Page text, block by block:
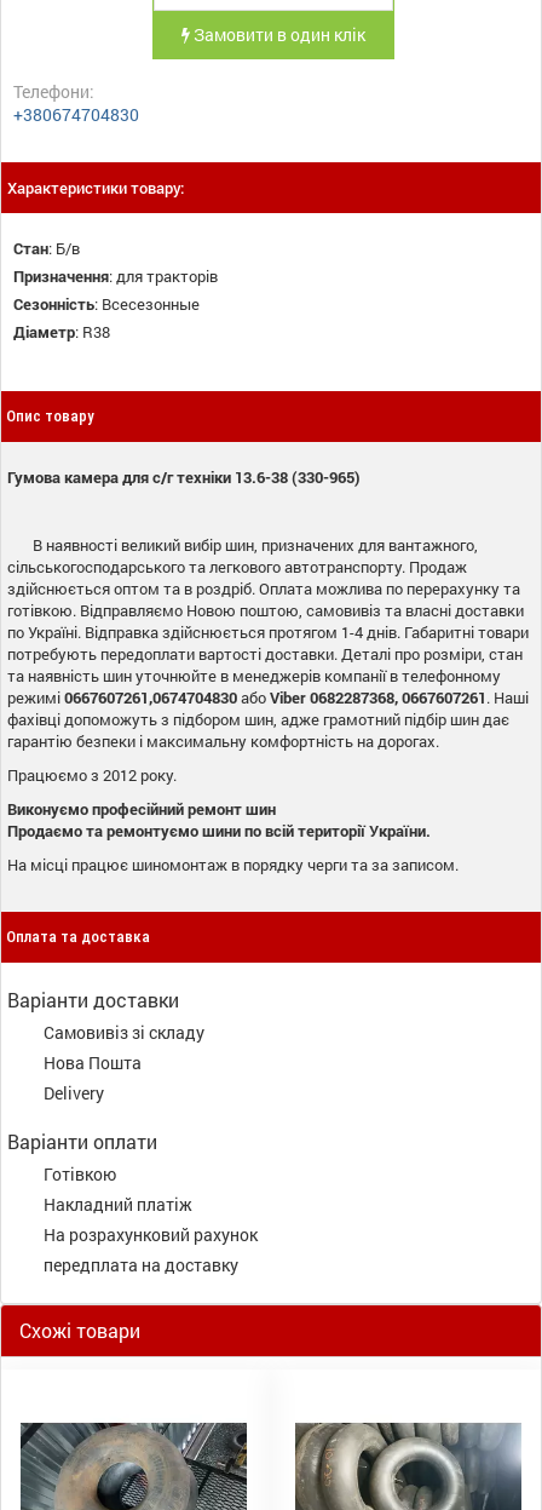
Замовити в один клік
Телефони:
+380674704830
Характеристики товару:
Стан: Б/в
Призначення: для тракторів
Сезонність: Всесезонные
Діаметр: R38
Опис товару
Гумова камера для с/г техніки 13.6-38 (330-965)
В наявності великий вибір шин, призначених для вантажного,
сільськогосподарського та легкового автотранспорту. Продаж
здійснюється оптом та в роздріб. Оплата можлива по перерахунку та
готівкою. Відправляємо Новою поштою, самовивіз та власні доставки
по Україні. Відправка здійснюється протягом 1-4 днів. Габаритні товари
потребують передоплати вартості доставки. Деталі про розміри, стан
та наявність шин уточнюйте в менеджерів компанії в телефонному
режимі0667607261,0674704830абоViber0682287368, 0667607261. Наші
фахівці допоможуть з підбором шин, адже грамотний підбір шин дає
гарантію безпеки і максимальну комфортність на дорогах.
Працюємо з 2012 року.
Виконуємо професійний ремонт шин
Продаємо та ремонтуємо шини по всій території України.
На місці працює шиномонтаж в порядку черги та за записом.
Оплата та доставка
Варіанти доставки
Самовивіз зі складу
Нова Пошта
Delivery
Варіанти оплати
Готівкою
Накладний платіж
На розрахунковий рахунок
передплата на доставку
Схожі товари